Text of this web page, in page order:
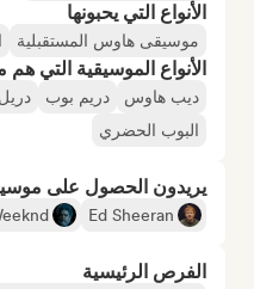
الأنواع التي يحبونها
موسيقى هاوس المستقبلية
الأنواع الموسيقية التي هم
ديب هاوس دريم بوب
البوب الحضري
يريدون الحصول على
Ed Sheeran
الفرص الرئيسية